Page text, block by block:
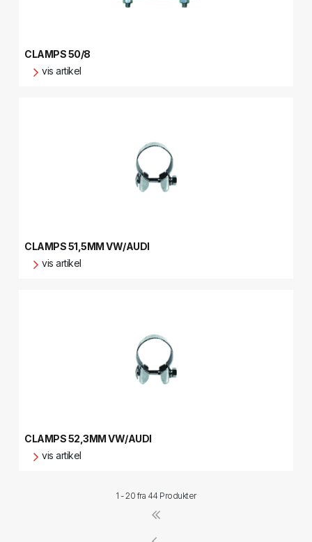
CLAMPS 50/8
vis artikel
CLAMPS 51,5MM VW/AUDI
vis artikel
CLAMPS 52,3MM VW/AUDI
vis artikel
1 - 20 fra 44 Produkter